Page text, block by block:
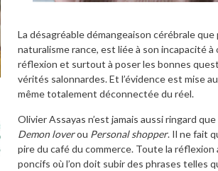
La désagréable démangeaison cérébrale
naturalisme rance, est liée à son incapacité
réflexion et surtout à poser les bonnes
vérités salonnardes. Et l’évidence est mise
même totalement déconnectée du réel.
Olivier Assayas n’est jamais aussi ringard
Demon loverou Personal shopper. Il ne fait
pire du café du commerce. Toute la
poncifs où l’on doit subir des phrases telles